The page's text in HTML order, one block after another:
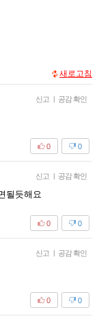
새로고침
신고 | 공감 확인
0
0
신고 | 공감 확인
될듯해요
0
0
신고 | 공감 확인
0
0